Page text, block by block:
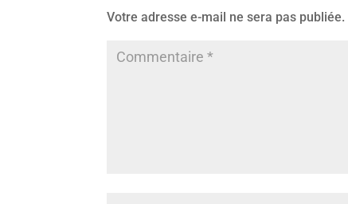
Votre adresse e-mail ne sera pas publiée.